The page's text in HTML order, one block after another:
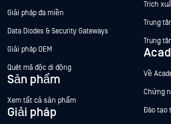
Giải pháp đa miền
Data Diodes & Security Gateways
Giải pháp OEM
Quét mã độc di động
Sản phẩm
Xem tất cả sản phẩm
Giải pháp
Trích
Trung
Trung
Về
Chứng
Đào tạo